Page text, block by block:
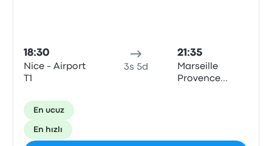
18:30
Nice - Airport
T1
3s 5d
21:35
Marseille
Provence
En ucuz
En hızlı